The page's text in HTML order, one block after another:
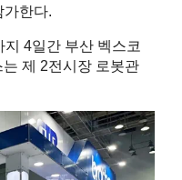
가한다.
4일간 부산 벡스코
제 2전시장 로봇관